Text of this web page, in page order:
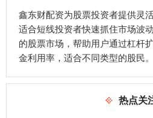
鑫东财配资为股票投资者提供灵
适合短线投资者快速抓住市场波
的股票市场，帮助用户通过杠杆
金利用率，适合不同类型的股民。
热点关